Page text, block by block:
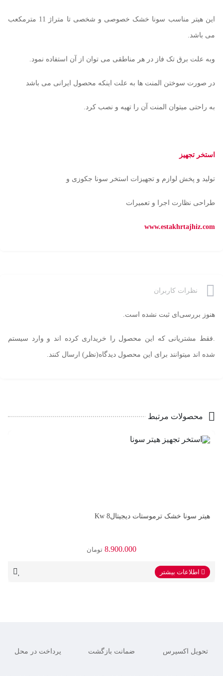
این هیتر مناسب سونا خشک خصوصی و شخصی تا متراژ 11 مترمکعب
می باشد.
وبه علت برق تک فاز در هر مناطقی می توان از آن استفاده نمود.
در صورت سوختن المنت ها به علت اینکه محصول ایرانی می باشد
به راحتی میتوان المنت آن را تهیه و نصب کرد.
استخر تجهیز
تولید و پخش لوازم و تجهیزات استخر سونا جکوزی و
طراحی نظارت اجرا و تعمیرات
www.estakhrtajhiz.com
نظرات کاربران
هنوز بررسی‌ای ثبت نشده است.
.فقط مشتریانی که این محصول را خریداری کرده اند و وارد سیستم
شده اند میتوانند برای این محصول دیدگاه(نظر) ارسال کنند.
محصولات مرتبط
هیتر سونا خشک ترموستات دیجیتالKw 8
8.900.000 تومان
اطلاعات بیشتر
تحویل اکسپرس ضمانت بازگشت پرداخت در محل